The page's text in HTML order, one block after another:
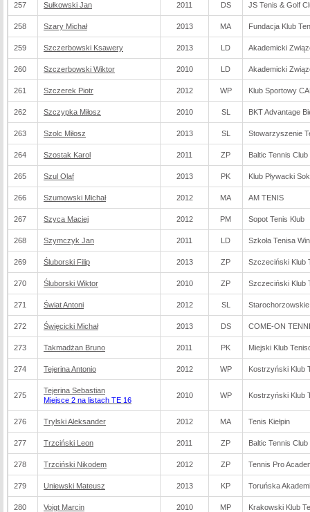
257 Sułkowski Jan 2011 DS JS Tenis & Golf
258 Szary Michał 2013 MA Fundacja Klub
259 Szczerbowski Ksawery 2013 LD Akademicki
260 Szczerbowski Wiktor 2010 LD Akademicki
261 Szczerek Piotr 2012 WP Klub Sportowy
262 Szczypka Miłosz 2010 SL BKT Advantage
263 Szolc Miłosz 2013 SL Stowarzyszenie
264 Szostak Karol 2011 ZP Baltic Tennis Club
265 Szul Olaf 2013 PK Klub Pływacki
266 Szumowski Michał 2012 MA AM TENIS
267 Szyca Maciej 2012 PM Sopot Tenis Klub
268 Szymczyk Jan 2011 LD Szkoła Tenisa
269 Śluborski Filip 2013 ZP Szczeciński Klub
270 Śluborski Wiktor 2010 ZP Szczeciński Klub
271 Świat Antoni 2012 SL Starochorzowskie
272 Święcicki Michał 2013 DS COME-ON
273 Takmadżan Bruno 2011 PK Miejski Klub
274 Tejerina Antonio 2012 WP Kostrzyński Klub
275
Tejerina Sebastian
Miejsce 2 na listach TE 16
2010 WP Kostrzyński Klub
276 Trylski Aleksander 2012 MA Tenis Kiełpin
277 Trzciński Leon 2011 ZP Baltic Tennis Club
278 Trzciński Nikodem 2012 ZP Tennis Pro
279 Uniewski Mateusz 2013 KP Toruńska
280 Voigt Marcin 2010 MP Krakowski Klub